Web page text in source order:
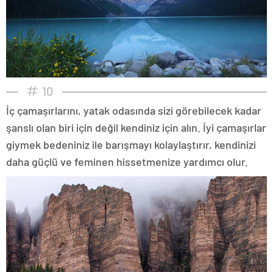
10
İç çamaşırlarını, yatak odasında sizi görebilecek kadar
şanslı olan biri için değil kendiniz için alın. İyi çamaşırlar
giymek bedeniniz ile barışmayı kolaylaştırır, kendinizi
daha güçlü ve feminen hissetmenize yardımcı olur.